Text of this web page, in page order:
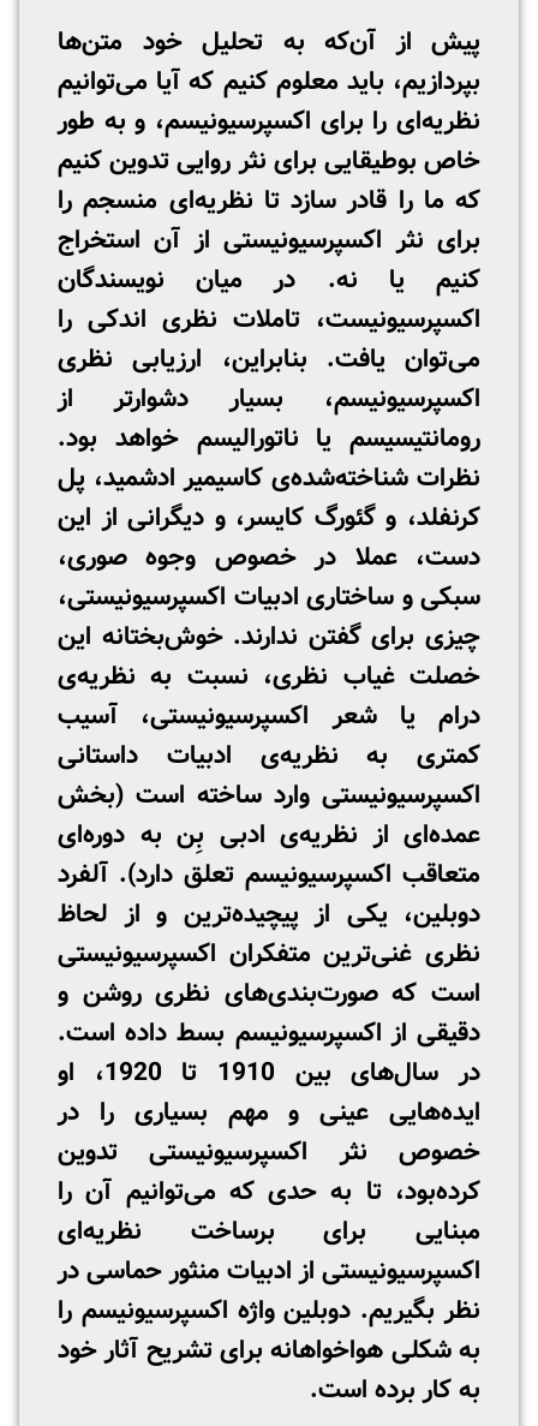
پیش از آن‌که به تحلیل خود متن‌ها
بپردازیم، باید معلوم کنیم که آیا می‌توانیم
نظریه‌ای را برای اکسپرسیونیسم، و به طور
خاص بوطیقایی برای نثر روایی تدوین کنیم
که ما را قادر سازد تا نظریه‌ای منسجم را
برای نثر اکسپرسیونیستی از آن استخراج
کنیم یا نه. در میان نویسندگان
اکسپرسیونیست، تاملات نظری اندکی را
می‌توان یافت. بنابراین، ارزیابی نظری
اکسپرسیونیسم، بسیار دشوارتر از
رومانتیسیسم یا ناتورالیسم خواهد بود.
نظرات شناخته‌شده‌ی کاسیمیر ادشمید، پل
کرنفلد، و گئورگ کایسر، و دیگرانی از این
دست، عملا در خصوص وجوه صوری،
سبکی و ساختاری ادبیات اکسپرسیونیستی،
چیزی برای گفتن ندارند. خوش‌بختانه این
خصلت غیاب نظری، نسبت به نظریه‌ی
درام یا شعر اکسپرسیونیستی، آسیب
کمتری به نظریه‌ی ادبیات داستانی
اکسپرسیونیستی وارد ساخته است (بخش
عمده‌ای از نظریه‌ی ادبی بِن به دوره‌ای
متعاقب اکسپرسیونیسم تعلق دارد). آلفرد
دوبلین، یکی از پیچیده‌ترین و از لحاظ
نظری غنی‌ترین متفکران اکسپرسیونیستی
است که صورت‌بندی‌های نظری روشن و
دقیقی از اکسپرسیونیسم بسط داده است.
در سال‌های بین 1910 تا 1920، او
ایده‌هایی عینی و مهم بسیاری را در
خصوص نثر اکسپرسیونیستی تدوین
کرده‌بود، تا به حدی که می‌توانیم آن را
مبنایی برای برساخت نظریه‌ای
اکسپرسیونیستی از ادبیات منثور حماسی در
نظر بگیریم. دوبلین واژه اکسپرسیونیسم را
به شکلی هواخواهانه برای تشریح آثار خود
به کار برده است.